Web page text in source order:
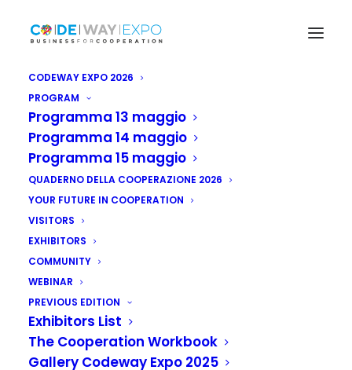
CODEWAY EXPO 2026
PROGRAM
Programma 13 maggio
Programma 14 maggio
Programma 15 maggio
QUADERNO DELLA COOPERAZIONE 2026
YOUR FUTURE IN COOPERATION
VISITORS
EXHIBITORS
COMMUNITY
WEBINAR
PREVIOUS EDITION
Exhibitors List
The Cooperation Workbook
Gallery Codeway Expo 2025